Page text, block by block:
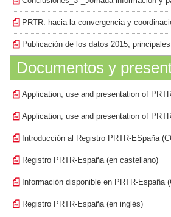
PRTR: hacia la convergencia y
Publicación de los datos 2015,
Documentos y
Application, use and presentation of
Application, use and presentation of
Introducción al Registro PRTR-ESpaña
Registro PRTR-España (en castellano)
Información disponible en PRTR-España
Registro PRTR-España (en inglés)